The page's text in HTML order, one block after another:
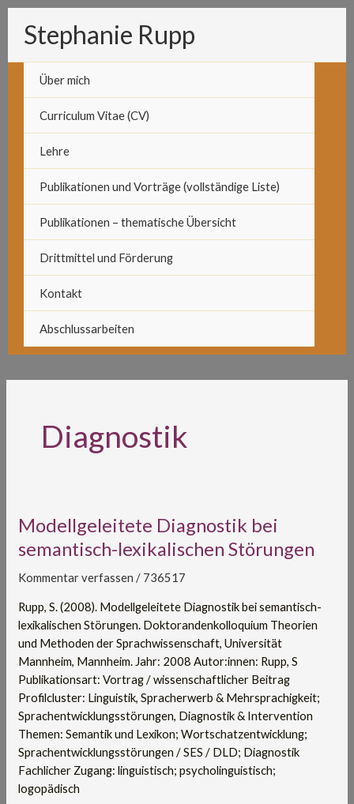
Zum
Inhalt
springenStephanie Rupp
Über mich
Curriculum Vitae (CV)
Lehre
Publikationen und Vorträge (vollständige Liste)
Publikationen – thematische Übersicht
Drittmittel und Förderung
Kontakt
Abschlussarbeiten
Diagnostik
Modellgeleitete Diagnostik bei
semantisch-lexikalischen Störungen
Kommentar verfassen / 736517
Rupp, S. (2008). Modellgeleitete Diagnostik bei semantisch-
lexikalischen Störungen. Doktorandenkolloquium Theorien
und Methoden der Sprachwissenschaft, Universität
Mannheim, Mannheim. Jahr: 2008 Autor:innen: Rupp, S
Publikationsart: Vortrag / wissenschaftlicher Beitrag
Profilcluster: Linguistik, Spracherwerb & Mehrsprachigkeit;
Sprachentwicklungsstörungen, Diagnostik & Intervention
Themen: Semantik und Lexikon; Wortschatzentwicklung;
Sprachentwicklungsstörungen / SES / DLD; Diagnostik
Fachlicher Zugang: linguistisch; psycholinguistisch;
logopädisch
Modellgeleitete
bei
semantisch-
Störungen